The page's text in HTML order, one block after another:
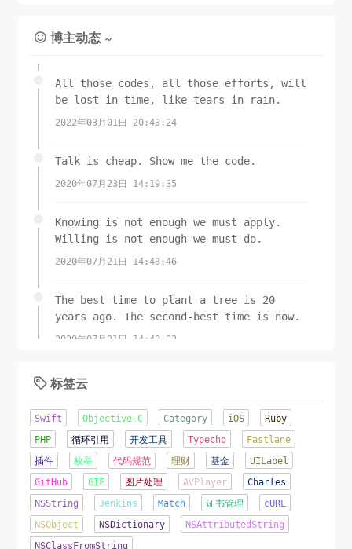
 博主动态 ~
All those codes, all those efforts, will
be lost in time, like tears in rain.
2022年03月01日 20:43:24
Talk is cheap. Show me the code.
2020年07月23日 14:19:35
Knowing is not enough we must apply.
Willing is not enough we must do.
2020年07月21日 14:43:46
The best time to plant a tree is 20
years ago. The second-best time is now.
2020年07月21日 14:42:22
 标签云
Swift Objective-C Category iOS
Ruby
PHP
循环引用 开发工具 Typecho
Fastlane
插件
枚举 代码规范 理财 基金
UILabel
GitHub
GIF 图片处理 AVPlayer
Charles
NSString
Jenkins Match 证书管理
cURL
NSObject
NSDictionary
NSAttributedString
NSClassFromString